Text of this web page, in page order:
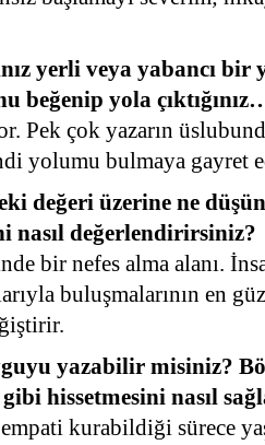
yerli veya yabancı bir
beğenip yola
Pek çok yazarın
yolumu bulmaya gayret
değeri üzerine ne
nasıl değerlendirirsiniz?
bir nefes alma alanı.
buluşmalarının en
yazabilir misiniz?
hissetmesini nasıl
kurabildiği sürece